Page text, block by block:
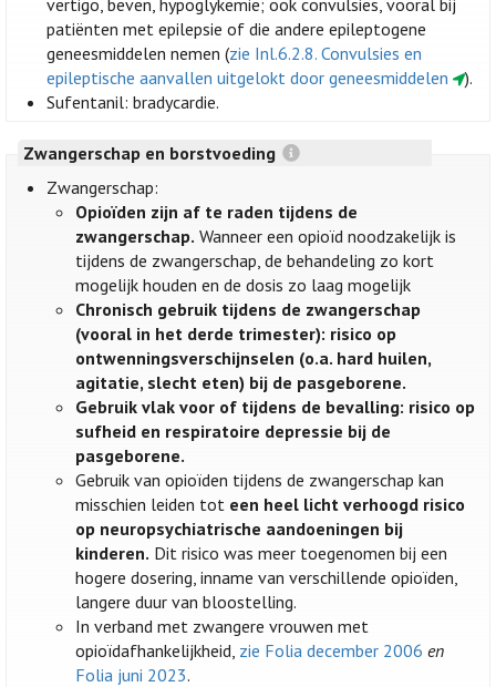
patiënten met epilepsie of die andere epileptogene
geneesmiddelen nemen (zie Inl.6.2.8. Convulsies en
epileptische aanvallen uitgelokt door geneesmiddelen
).
Sufentanil: bradycardie.
Zwangerschap en borstvoeding
Zwangerschap:
Opioïden zijn af te raden tijdens de
zwangerschap. Wanneer een opioïd noodzakelijk is
tijdens de zwangerschap, de behandeling zo kort
mogelijk houden en de dosis zo laag mogelijk
Chronisch gebruik tijdens de zwangerschap
(vooral in het derde trimester): risico op
ontwenningsverschijnselen (o.a. hard huilen,
agitatie, slecht eten) bij de pasgeborene.
Gebruik vlak voor of tijdens de bevalling: risico op
sufheid en respiratoire depressie bij de
pasgeborene.
Gebruik van opioïden tijdens de zwangerschap kan
misschien leiden tot een heel licht verhoogd risico
op neuropsychiatrische aandoeningen bij
kinderen. Dit risico was meer toegenomen bij een
hogere dosering, inname van verschillende opioïden,
langere duur van bloostelling.
In verband met zwangere vrouwen met
opioïdafhankelijkheid, zie Folia december 2006 en
Folia juni 2023.